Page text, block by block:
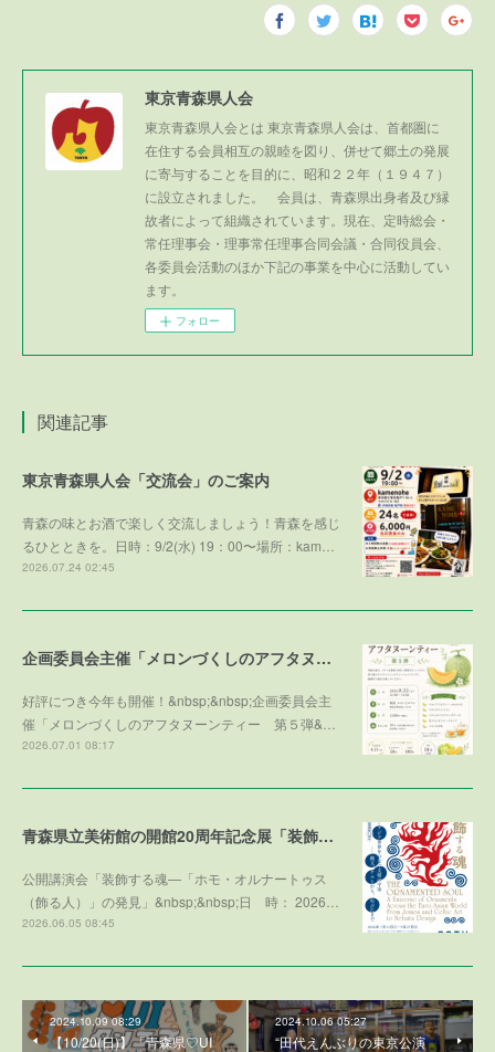
東京青森県人会
東京青森県人会とは 東京青森県人会は、首都圏に
在住する会員相互の親睦を図り、併せて郷土の発展
に寄与することを目的に、昭和２２年（１９４７）
に設立されました。 会員は、青森県出身者及び縁
故者によって組織されています。現在、定時総会・
常任理事会・理事常任理事合同会議・合同役員会、
各委員会活動のほか下記の事業を中心に活動してい
ます。
フォロー
関連記事
東京青森県人会「交流会」のご案内
青森の味とお酒で楽しく交流しましょう！青森を感じ
るひとときを。日時：9/2(水) 19：00〜場所：kam…
2026.07.24 02:45
企画委員会主催「メロンづくしのアフタヌーンティー 第５弾 ～メロンで残暑を乗り切ろう～」参加者募集！
好評につき今年も開催！&nbsp;&nbsp;企画委員会主
催「メロンづくしのアフタヌーンティー 第５弾&…
2026.07.01 08:17
青森県立美術館の開館20周年記念展「装飾する魂」との学術協力プログラム
公開講演会「装飾する魂—「ホモ・オルナートゥス
（飾る人）」の発見」&nbsp;&nbsp;日 時： 2026…
2026.06.05 08:45
2024.10.09 08:29
【10/20(日)】「青森県♡UI
2024.10.06 05:27
“田代えんぶりの東京公演